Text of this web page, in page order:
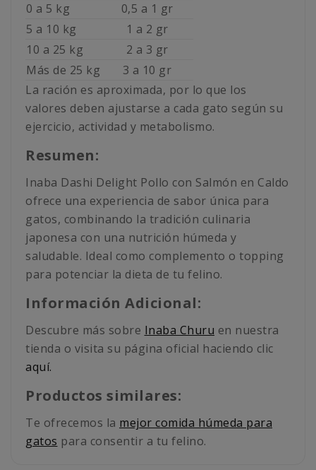
0 a 5 kg
0,5 a 1 gr
5 a 10 kg
1 a 2 gr
10 a 25 kg
2 a 3 gr
Más de 25 kg
3 a 10 gr
La ración es aproximada, por lo que los
valores deben ajustarse a cada gato según su
ejercicio, actividad y metabolismo.
Resumen:
Inaba Dashi Delight Pollo con Salmón en Caldo
ofrece una experiencia de sabor única para
gatos, combinando la tradición culinaria
japonesa con una nutrición húmeda y
saludable. Ideal como complemento o topping
para potenciar la dieta de tu felino.
Información Adicional:
Descubre más sobre Inaba Churu en nuestra
tienda o visita su página oficial haciendo clic
aquí.
Productos similares:
Te ofrecemos la mejor comida húmeda para
gatos para consentir a tu felino.